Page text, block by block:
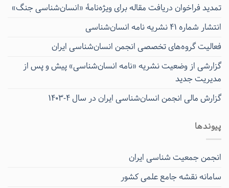
تمدید فراخوان دریافت مقاله برای ویژه‌نامۀ «انسان‌شناسی جنگ»
انتشار شماره ۴۱ نشریه نامه انسان‌شناسی
فعالیت گروه‌های تخصصی انجمن انسان‌شناسی ایران
گزارشی از وضعیت نشریه «نامه انسان‌شناسی» پیش و پس از
مدیریت جدید
گزارش مالی انجمن انسان‌شناسی ایران در سال ۴-۱۴۰۳
پیوندها
انجمن جمعیت شناسی ایران
سامانه نقشه جامع علمی کشور